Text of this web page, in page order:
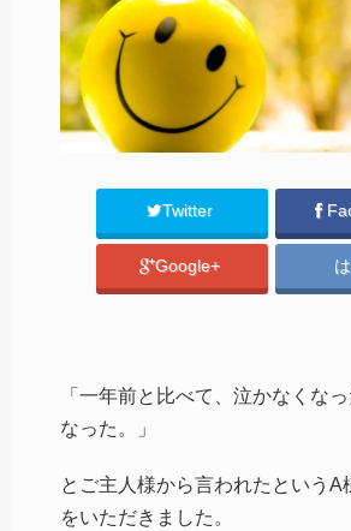
Twitter
Google+
「一年前と比べて、泣かなくな
なった。」
とご主人様から言われたというA
をいただきました。